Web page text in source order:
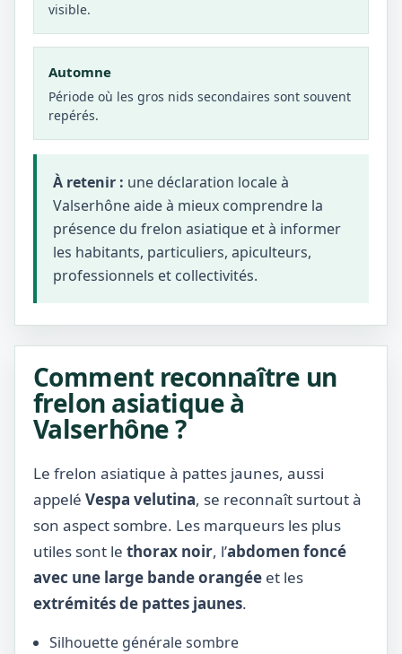
visible.
Automne
Période où les gros nids secondaires sont souvent
repérés.
À retenir : une déclaration locale à
Valserhône aide à mieux comprendre la
présence du frelon asiatique et à informer
les habitants, particuliers, apiculteurs,
professionnels et collectivités.
Comment reconnaître un
frelon asiatique à
Valserhône ?
Le frelon asiatique à pattes jaunes, aussi
appelé Vespa velutina, se reconnaît surtout à
son aspect sombre. Les marqueurs les plus
utiles sont le thorax noir, l’abdomen foncé
avec une large bande orangée et les
extrémités de pattes jaunes.
Silhouette générale sombre